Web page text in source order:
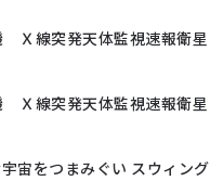
Ｘ線突発天体監視速報衛
Ｘ線突発天体監視速報衛
宇宙をつまみぐい スウィン